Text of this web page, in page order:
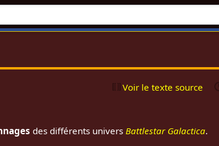
Voir le texte source
des différents universBattlestar Galactica.